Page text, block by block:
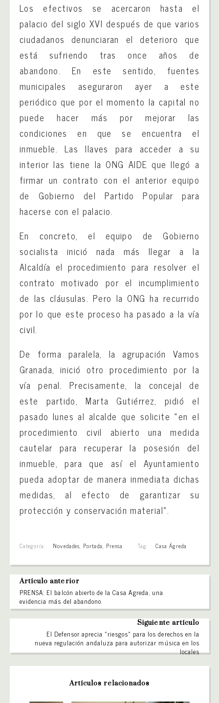
Los efectivos se acercaron hasta el
palacio del siglo XVI después de que varios
ciudadanos denunciaran el deterioro que
está sufriendo tras once años de
abandono. En este sentido, fuentes
municipales aseguraron ayer a este
periódico que por el momento la capital no
puede hacer más por mejorar las
condiciones en que se encuentra el
inmueble. Las llaves para acceder a su
interior las tiene la ONG AIDE que llegó a
firmar un contrato con el anterior equipo
de Gobierno del Partido Popular para
hacerse con el palacio.
En concreto, el equipo de Gobierno
socialista inició nada más llegar a la
Alcaldía el procedimiento para resolver el
contrato motivado por el incumplimiento
de las cláusulas. Pero la ONG ha recurrido
por lo que este proceso ha pasado a la vía
civil.
De forma paralela, la agrupación Vamos
Granada, inició otro procedimiento por la
vía penal. Precisamente, la concejal de
este partido, Marta Gutiérrez, pidió el
pasado lunes al alcalde que solicite «en el
procedimiento civil abierto una medida
cautelar para recuperar la posesión del
inmueble, para que así el Ayuntamiento
pueda adoptar de manera inmediata dichas
medidas, al efecto de garantizar su
protección y conservación material».
Categoría: Novedades, Portada, Prensa Tag: Casa Ágreda
Artículo anterior
PRENSA: El balcón abierto de la Casa Agreda, una
evidencia más del abandono
Siguiente artículo
El Defensor aprecia «riesgos» para los derechos en la
nueva regulación andaluza para autorizar música en los
locales
Artículos relacionados